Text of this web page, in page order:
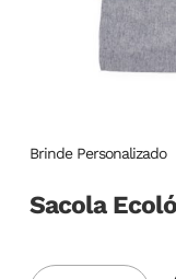
Brinde Personalizado
Sacola